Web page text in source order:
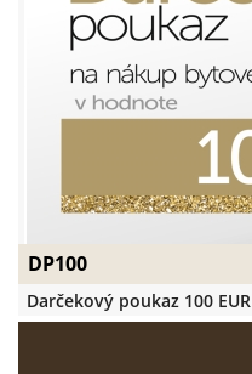
DP100
Darčekový poukaz 100 EUR